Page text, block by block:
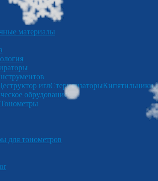
материалы
иглСтерилизаторыКипятильники
обрудование
Тонометры
для тонометров